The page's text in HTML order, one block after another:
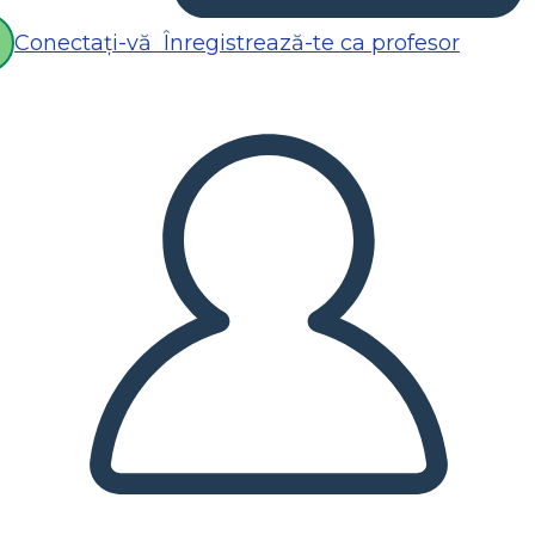
Conectați-vă Înregistrează-te ca profesor